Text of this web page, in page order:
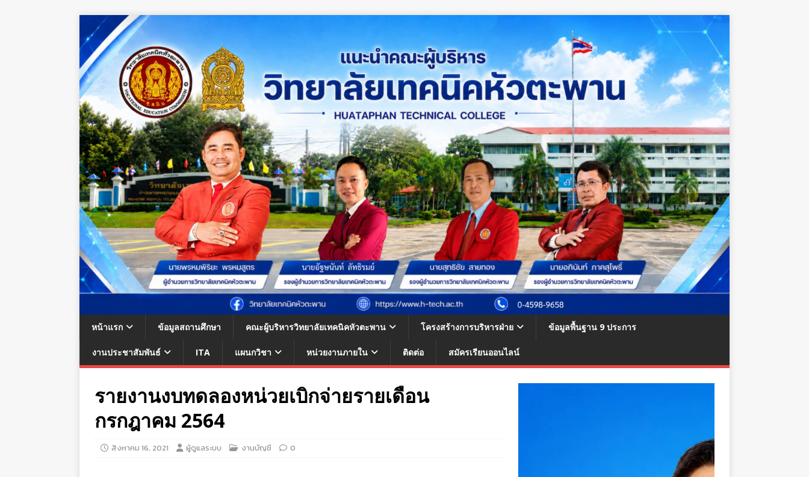
หน้าแรก ข้อมูลสถานศึกษา คณะผู้บริหารวิทยาลัยเทคนิคหัวตะพาน โครงสร้างการบริหารฝ่าย ข้อมูลพื้นฐาน 9 ประการ
งานประชาสัมพันธ์ ITA แผนกวิชา หน่วยงานภายใน ติดต่อ สมัครเรียนออนไลน์
รายงานงบทดลองหน่วยเบิกจ่ายรายเดือน
กรกฎาคม 2564
สิงหาคม 16, 2021 ผู้ดูแลระบบ งานบัญชี 0